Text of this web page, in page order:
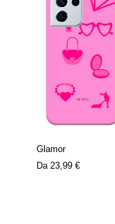
Glamor
Da 23,99 €